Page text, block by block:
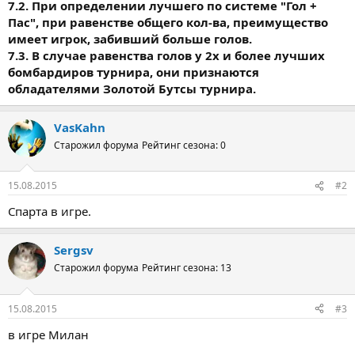
7.2. При определении лучшего по системе "Гол +
Пас", при равенстве общего кол-ва, преимущество
имеет игрок, забивший больше голов.
7.3. В случае равенства голов у 2х и более лучших
бомбардиров турнира, они признаются
обладателями Золотой Бутсы турнира.
VasKahn
Старожил форума Рейтинг сезона: 0
15.08.2015 #2
Спарта в игре.
Sergsv
Старожил форума Рейтинг сезона: 13
15.08.2015 #3
в игре Милан